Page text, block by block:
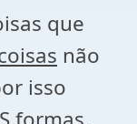
que
não
isso